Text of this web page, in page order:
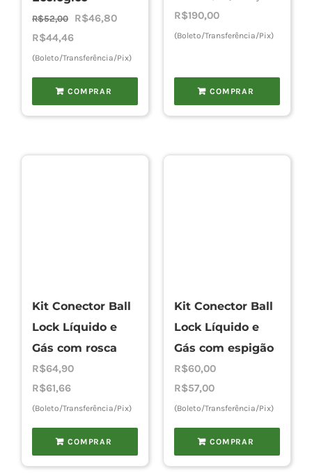
R$52,00
O
preço
original
era:
R$52,00.
R$46,80O
atual
é:
R$44,46
(Boleto/Transferência/Pix)
COMPRAR
R$190,00
(Boleto/Transferência/Pix)
COMPRAR
Kit Conector Ball
Lock Líquido e
Gás com rosca
R$64,90
R$61,66
(Boleto/Transferência/Pix)
COMPRAR
Kit Conector Ball
Lock Líquido e
Gás com espigão
R$60,00
R$57,00
(Boleto/Transferência/Pix)
COMPRAR